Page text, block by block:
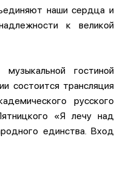
наши сердца и
к великой
гостиной
состоится трансляция
русского
«Я лечу над
единства. Вход